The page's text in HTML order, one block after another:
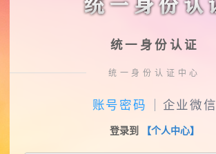
统一身份认证
统一身份认证中心
账号密码 企业微信
登录到 【个人中心】